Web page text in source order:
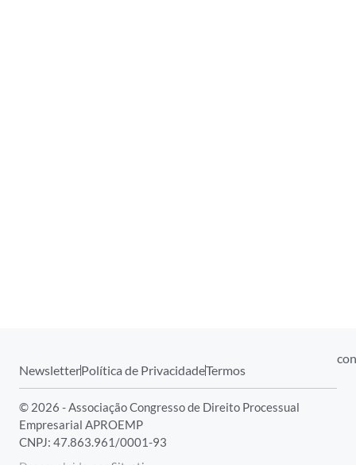
NewsletterPolítica de PrivacidadeTermos
© 2026 - Associação Congresso de Direito Processual
Empresarial APROEMP
CNPJ: 47.863.961/0001-93